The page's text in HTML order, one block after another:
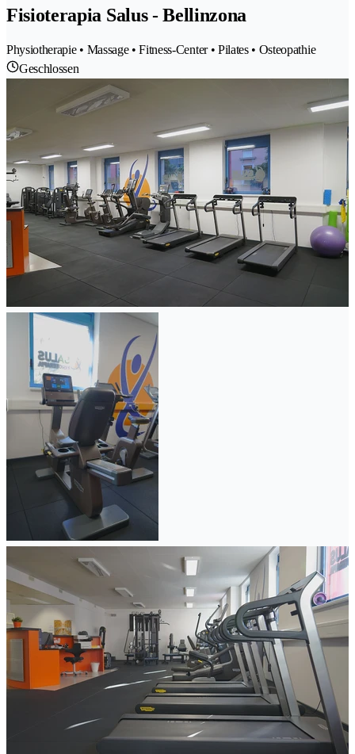
Fisioterapia Salus - Bellinzona
Physiotherapie • Massage • Fitness-Center • Pilates • Osteopathie
Geschlossen